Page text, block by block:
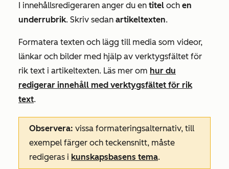
I innehållsredigeraren anger du en titel och en
underrubrik. Skriv sedan artikeltexten.
Formatera texten och lägg till media som videor,
länkar och bilder med hjälp av verktygsfältet för
rik text i artikeltexten. Läs mer om hur du
redigerar innehåll med verktygsfältet för rik
text.
Observera: vissa formateringsalternativ, till
exempel färger och teckensnitt, måste
redigeras i kunskapsbasens tema.